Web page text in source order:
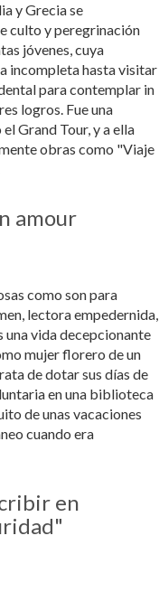
y Grecia se
culto y peregrinación
jóvenes, cuya
incompleta hasta visitar
para contemplar in
logros. Fue una
Grand Tour, y a ella
obras como "Viaje
amour
como son para
lectora empedernida,
una vida decepcionante
mujer florero de un
de dotar sus días de
en una biblioteca
de unas vacaciones
cuando era
en